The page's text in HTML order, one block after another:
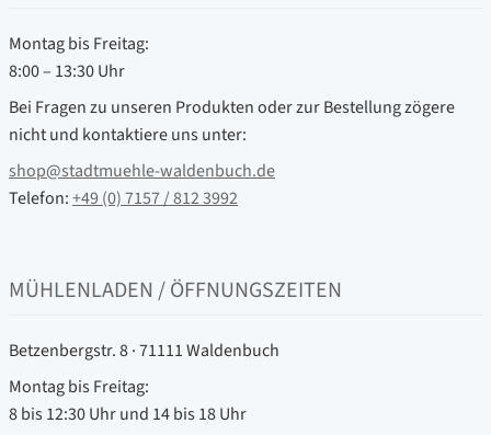
Montag bis Freitag:
8:00 – 13:30 Uhr
Bei Fragen zu unseren Produkten oder zur Bestellung zögere
nicht und kontaktiere uns unter:
shop@stadtmuehle-waldenbuch.de
Telefon:+49 (0) 7157 / 812 3992
MÜHLENLADEN / ÖFFNUNGSZEITEN
Betzenbergstr. 8 · 71111 Waldenbuch
Montag bis Freitag:
8 bis 12:30 Uhr und 14 bis 18 Uhr